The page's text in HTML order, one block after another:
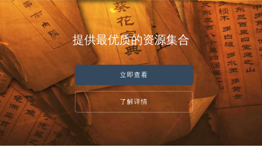
提供最优质的资源集合
立即查看
了解详情